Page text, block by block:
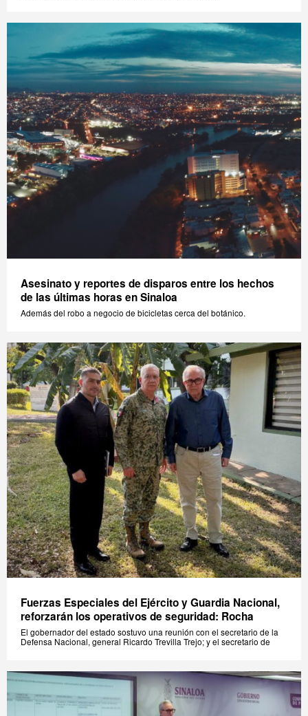
Asesinato y reportes de disparos entre los hechos
de las últimas horas en Sinaloa
Además del robo a negocio de bicicletas cerca del botánico.
Fuerzas Especiales del Ejército y Guardia Nacional,
reforzarán los operativos de seguridad: Rocha
El gobernador del estado sostuvo una reunión con el secretario de la
Defensa Nacional, general Ricardo Trevilla Trejo; y el secretario de